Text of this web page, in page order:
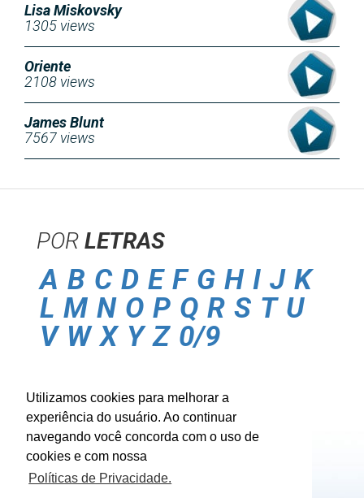
Utilizamos cookies para melhorar a
experiência do usuário. Ao continuar
navegando você concorda com o uso de
cookies e com nossa
Políticas de Privacidade.
Lisa Miskovsky
1305 views
Oriente
2108 views
James Blunt
7567 views
POR LETRAS
A B C D E F G H I J K
L M N O P Q R S T U
V W X Y Z 0/9
POLITICA DEPRIVACIDADE
CONTATO
BUSCAMÚSICA
ENTRAR